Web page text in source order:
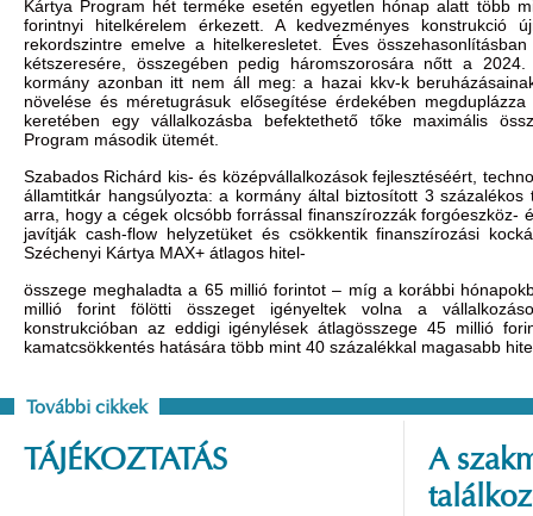
Kártya Program hét terméke esetén egyetlen hónap alatt több
forintnyi hitelkérelem érkezett. A kedvezményes konstrukció
rekordszintre emelve a hitelkeresletet. Éves
kétszeresére, összegében pedig háromszorosára nőtt a
kormány azonban itt nem áll meg: a hazai kkv-k
növelése és méretugrásuk elősegítése érdekében
keretében egy vállalkozásba befektethető tőke maximális
Program második ütemét.
Szabados Richárd kis- és középvállalkozások fejlesztéséért,
államtitkár hangsúlyozta: a kormány által biztosított 3
arra, hogy a cégek olcsóbb forrással finanszírozzák forgóeszköz-
javítják cash-flow helyzetüket és csökkentik finanszírozási
Széchenyi Kártya MAX+ átlagos hitel-
összege meghaladta a 65 millió forintot – míg a korábbi
millió forint fölötti összeget igényeltek volna a
konstrukcióban az eddigi igénylések átlagösszege 45 millió
kamatcsökkentés hatására több mint 40 százalékkal magasabb
További cikkek
TÁJÉKOZTATÁS
A